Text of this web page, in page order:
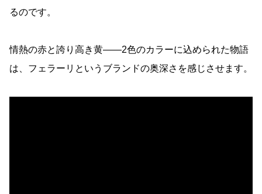
るのです。
情熱の赤と誇り高き黄――2色のカラーに込められた物語
は、フェラーリというブランドの奥深さを感じさせます。